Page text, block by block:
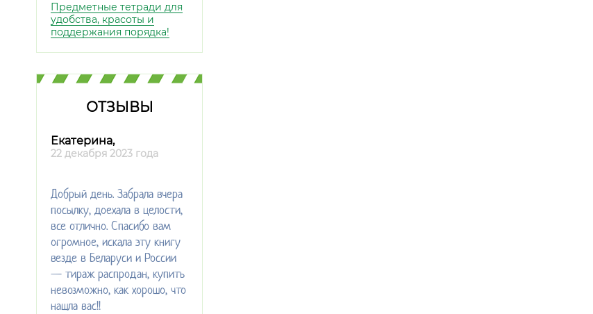
Предметные тетради для
удобства, красоты и
поддержания порядка!
ОТЗЫВЫ
Екатерина,
22 декабря 2023 года
Добрый день. Забрала вчера
посылку, доехала в целости,
все отлично. Спасибо вам
огромное, искала эту книгу
везде в Беларуси и России
— тираж распродан, купить
невозможно, как хорошо, что
нашла вас!!